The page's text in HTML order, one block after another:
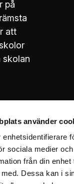
använder
enhetsidentifierare
sociala medier
från din
Dessa kan i
på
att
skolan